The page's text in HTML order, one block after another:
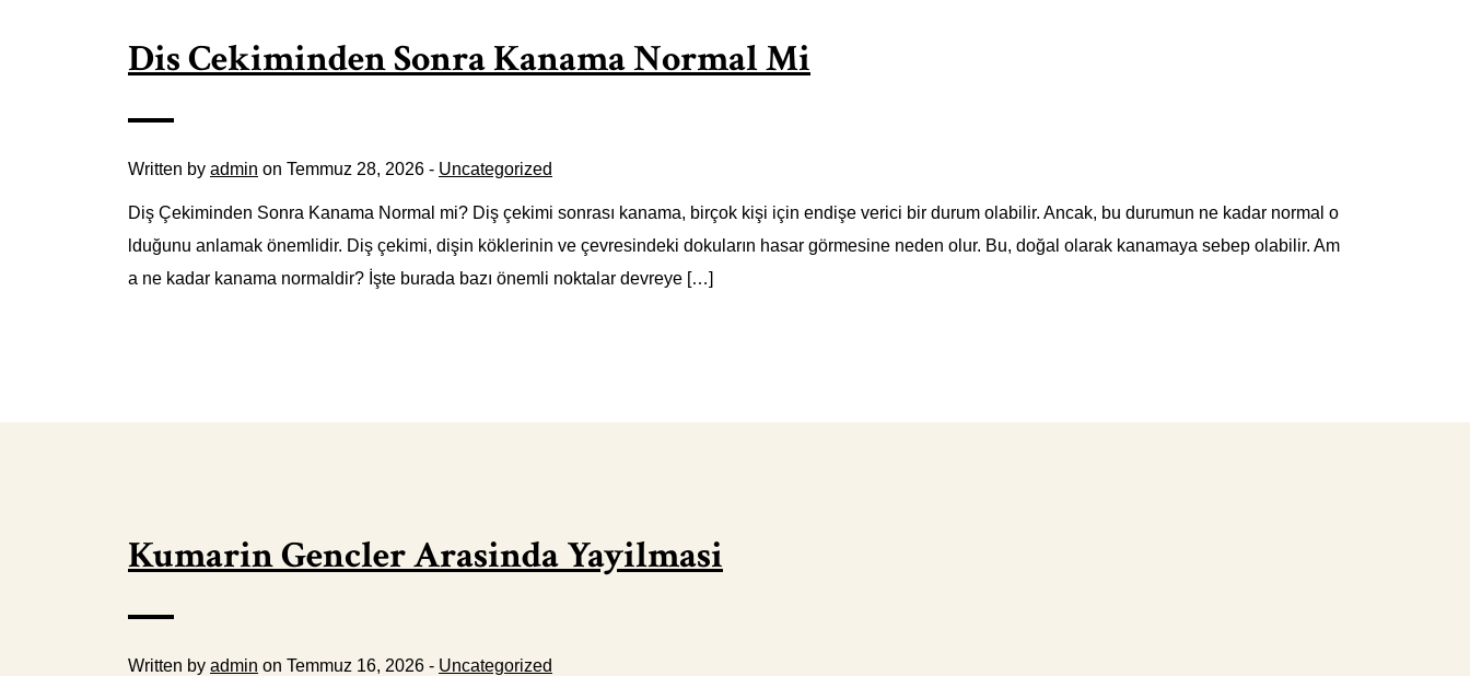
Dis Cekiminden Sonra Kanama Normal Mi
Written by admin on Temmuz 28, 2026 - Uncategorized
Diş Çekiminden Sonra Kanama Normal mi? Diş çekimi sonrası kanama, birçok kişi için endişe verici bir durum olabilir. Ancak, bu durumun ne kadar normal o
lduğunu anlamak önemlidir. Diş çekimi, dişin köklerinin ve çevresindeki dokuların hasar görmesine neden olur. Bu, doğal olarak kanamaya sebep olabilir. Am
a ne kadar kanama normaldir? İşte burada bazı önemli noktalar devreye […]
Kumarin Gencler Arasinda Yayilmasi
Written by admin on Temmuz 16, 2026 - Uncategorized